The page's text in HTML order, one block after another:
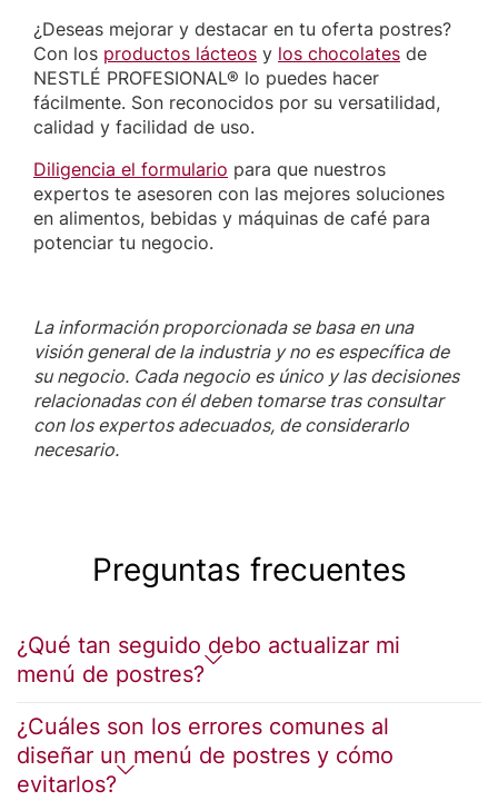
¿Deseas mejorar y destacar en tu oferta postres?
Con los productos lácteos y los chocolates de
NESTLÉ PROFESIONAL® lo puedes hacer
fácilmente. Son reconocidos por su versatilidad,
calidad y facilidad de uso.
Diligencia el formulario para que nuestros
expertos te asesoren con las mejores soluciones
en alimentos, bebidas y máquinas de café para
potenciar tu negocio.
La información proporcionada se basa en una
visión general de la industria y no es específica de
su negocio. Cada negocio es único y las decisiones
relacionadas con él deben tomarse tras consultar
con los expertos adecuados, de considerarlo
necesario.
Preguntas frecuentes
¿Qué tan seguido debo actualizar mi
menú de postres?
¿Cuáles son los errores comunes al
diseñar un menú de postres y cómo
evitarlos?